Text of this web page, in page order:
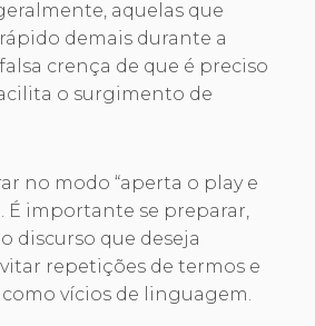
aquelas que
demais durante a
crença de que é preciso
o surgimento de
no modo “aperta o play e
É importante se preparar,
discurso que deseja
repetições de termos e
vícios de linguagem.